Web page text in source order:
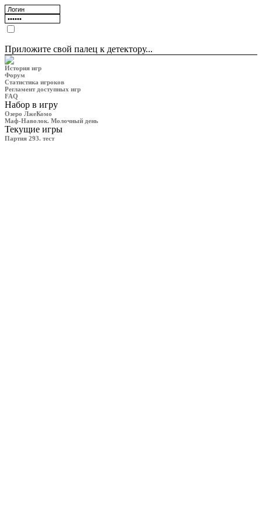
Приложите свой палец к детектору...
История игр
Форум
Статистика игроков
Регламент доступных игр
FAQ
Набор в игру
Озеро ЛжеКомо
Маф-Наволок. Молочный день
Текущие игры
Партия 293. тест